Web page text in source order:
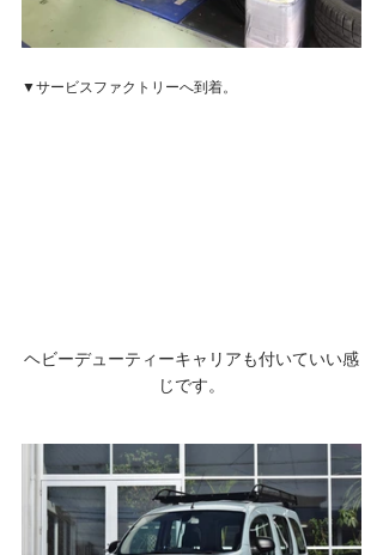
▼サービスファクトリーへ到着。
ヘビーデューティーキャリアも付いていい感
じです。